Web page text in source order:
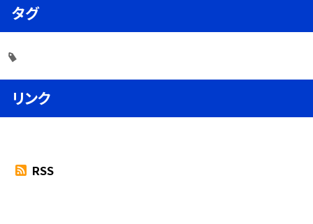
タグ
リンク
RSS